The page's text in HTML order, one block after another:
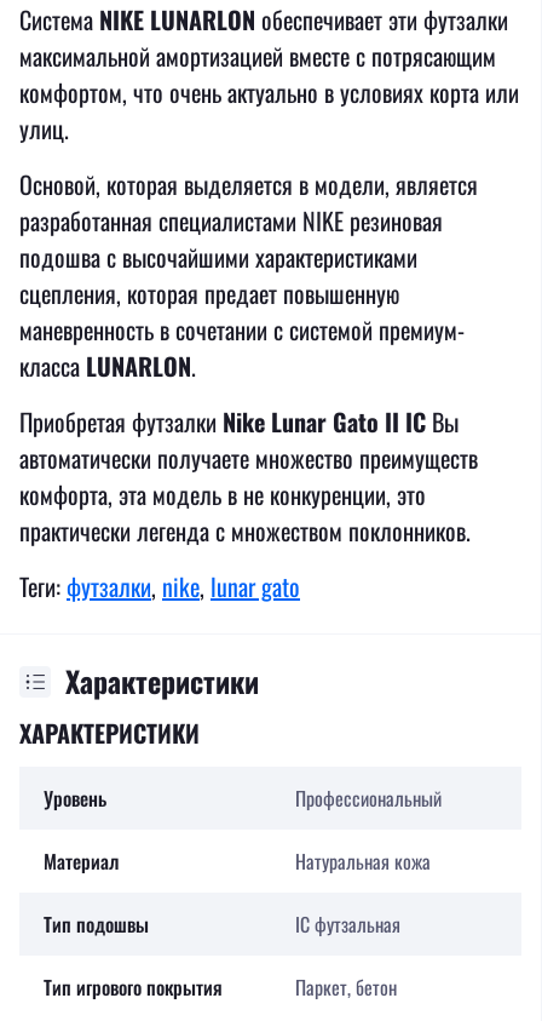
Система NIKE LUNARLON обеспечивает эти футзалки
максимальной амортизацией вместе с потрясающим
комфортом, что очень актуально в условиях корта или
улиц.
Основой, которая выделяется в модели, является
разработанная специалистами NIKE резиновая
подошва с высочайшими характеристиками
сцепления, которая предает повышенную
маневренность в сочетании с системой премиум-
класса LUNARLON.
Приобретая футзалки Nike Lunar Gato II IC Вы
автоматически получаете множество преимуществ
комфорта, эта модель в не конкуренции, это
практически легенда с множеством поклонников.
Теги:футзалки, nike, lunar gato
Характеристики
ХАРАКТЕРИСТИКИ
Уровень Профессиональный
Материал Натуральная кожа
Тип подошвы IC футзальная
Тип игрового покрытия Паркет, бетон